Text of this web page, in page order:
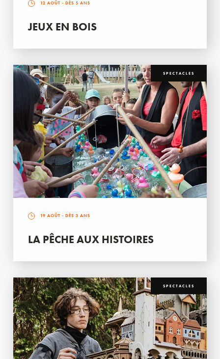
12 AOÛT - DÈS 5 ANS
JEUX EN BOIS
SPECTACLES
19 AOÛT - DÈS 3 ANS
LA PÊCHE AUX HISTOIRES
SPECTACLES